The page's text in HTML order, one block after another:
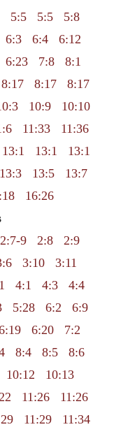
5:5 5:5
5:8
6:3 6:4
6:12
6:23 7:8
8:1
8:17 8:17
8:17
10:9
10:10
11:33
11:36
13:1 13:1
13:1
13:3 13:5
13:7
16:26
2:7-9 2:8
2:9
3:10
3:11
4:1 4:3
4:4
5:28 6:2
6:9
6:20
7:2
8:4 8:5
8:6
10:12
10:13
11:26
11:26
11:29
11:34